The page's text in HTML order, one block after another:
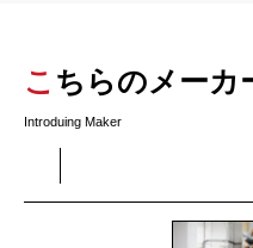
こちらのメー
Introduing Maker